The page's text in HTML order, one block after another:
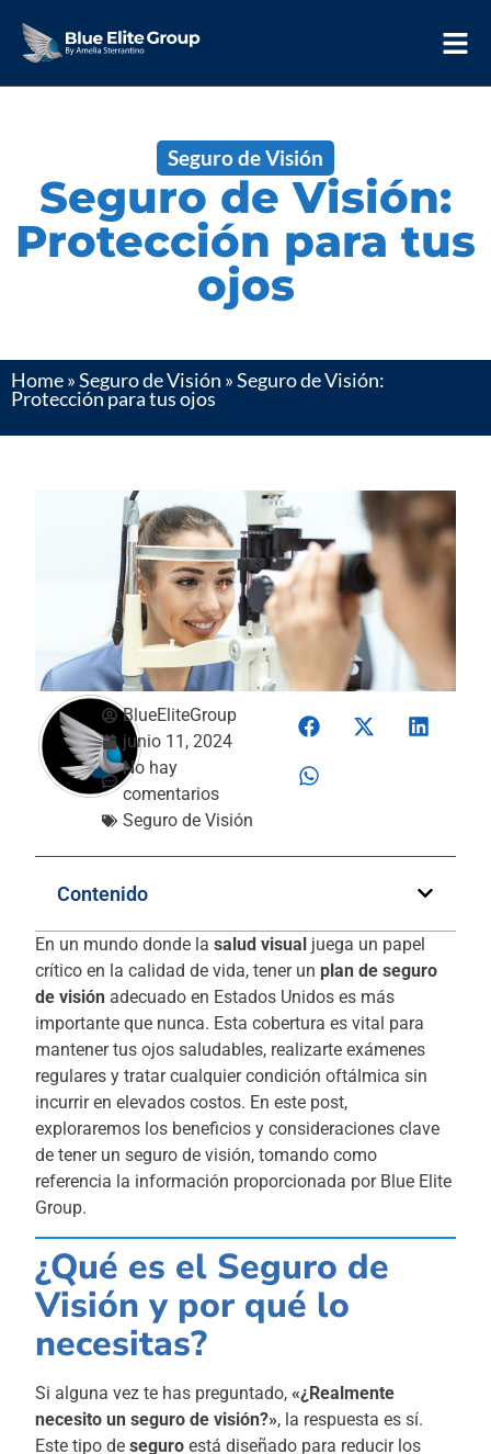
Seguro de Visión
Seguro de Visión:
Protección para tus
ojos
Home»Seguro de Visión »Seguro de Visión:
Protección para tus ojos
BlueEliteGroup
junio 11, 2024
No hay
comentarios
Seguro de Visión
Contenido
En un mundo donde lasalud visual juega un papel
crítico en la calidad de vida, tener unplan de seguro
de visión adecuado en Estados Unidos es más
importante que nunca. Esta cobertura es vital para
mantener tus ojos saludables, realizarte exámenes
regulares y tratar cualquier condición oftálmica sin
incurrir en elevados costos. En este post,
exploraremos los beneficios y consideraciones clave
de tener un seguro de visión, tomando como
referencia la información proporcionada por Blue Elite
Group.
¿Qué es el Seguro de
Visión y por qué lo
necesitas?
Si alguna vez te has preguntado,«¿Realmente
necesito un seguro de visión?», la respuesta es sí.
Este tipo deseguro está diseñado para reducir los